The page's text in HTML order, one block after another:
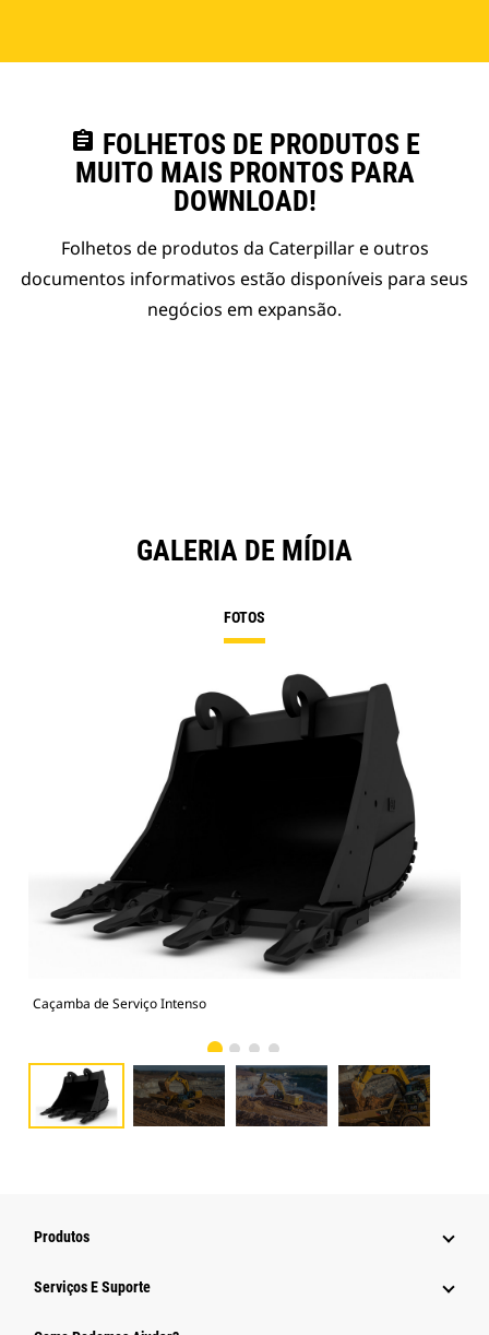
assignment FOLHETOS DE PRODUTOS E
MUITO MAIS PRONTOS PARA
DOWNLOAD!
Folhetos de produtos da Caterpillar e outros
documentos informativos estão disponíveis para seus
negócios em expansão.
GALERIA DE MÍDIA
FOTOS
Caçamba de Serviço Intenso
Produtos
Serviços E Suporte